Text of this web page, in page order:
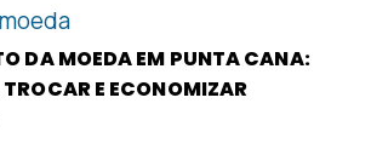
DA MOEDA EM PUNTA CANA:
E ECONOMIZAR